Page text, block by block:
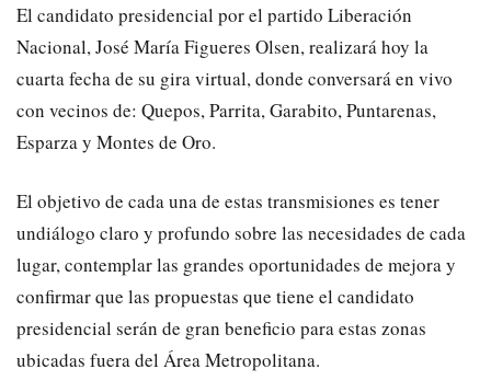
El candidato presidencial por el partido Liberación
Nacional, José María Figueres Olsen, realizaráhoy la
cuartafecha de su gira virtual,donde conversará en vivo
con vecinos de: Quepos, Parrita, Garabito, Puntarenas,
Esparza y Montes de Oro.
El objetivo de cada una de estas transmisiones es tener
undiálogo claro y profundo sobre las necesidades de cada
lugar, contemplar las grandes oportunidades de mejora y
confirmar que las propuestas que tiene el candidato
presidencial serán de gran beneficio para estas zonas
ubicadas fuera del Área Metropolitana.